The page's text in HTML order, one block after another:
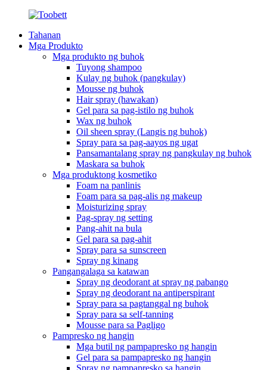
Tahanan
Mga Produkto
Mga produkto ng buhok
Tuyong shampoo
Kulay ng buhok (pangkulay)
Mousse ng buhok
Hair spray (hawakan)
Gel para sa pag-istilo ng buhok
Wax ng buhok
Oil sheen spray (Langis ng buhok)
Spray para sa pag-aayos ng ugat
Pansamantalang spray ng pangkulay ng buhok
Maskara sa buhok
Mga produktong kosmetiko
Foam na panlinis
Foam para sa pag-alis ng makeup
Moisturizing spray
Pag-spray ng setting
Pang-ahit na bula
Gel para sa pag-ahit
Spray para sa sunscreen
Spray ng kinang
Pangangalaga sa katawan
Spray ng deodorant at spray ng pabango
Spray ng deodorant na antiperspirant
Spray para sa pagtanggal ng buhok
Spray para sa self-tanning
Mousse para sa Pagligo
Pampresko ng hangin
Mga butil ng pampapresko ng hangin
Gel para sa pampapresko ng hangin
Spray ng pampapresko sa hangin